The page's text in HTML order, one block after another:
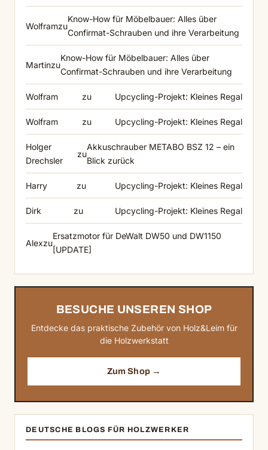
Wolframzu
Know-How für Möbelbauer: Alles über
Confirmat-Schrauben und ihre Verarbeitung
Martinzu
Know-How für Möbelbauer: Alles über
Confirmat-Schrauben und ihre Verarbeitung
Wolfram zu Upcycling-Projekt: Kleines Regal
Wolfram zu Upcycling-Projekt: Kleines Regal
Holger
Drechsler
zu
Akkuschrauber METABO BSZ 12 – ein
Blick zurück
Harry zu Upcycling-Projekt: Kleines Regal
Dirk zu Upcycling-Projekt: Kleines Regal
Alexzu
Ersatzmotor für DeWalt DW50 und DW1150
[UPDATE]
BESUCHE UNSEREN SHOP
Entdecke das praktische Zubehör von Holz&Leim für
die Holzwerkstatt
Zum Shop →
DEUTSCHE BLOGS FÜR HOLZWERKER